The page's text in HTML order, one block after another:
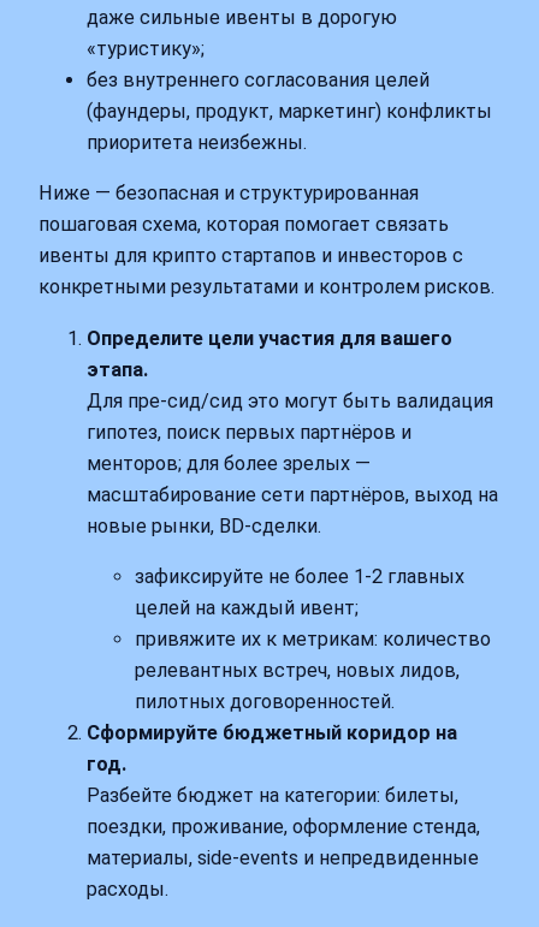
даже сильные ивенты в дорогую
«туристику»;
без внутреннего согласования целей
(фаундеры, продукт, маркетинг) конфликты
приоритета неизбежны.
Ниже — безопасная и структурированная
пошаговая схема, которая помогает связать
ивенты для крипто стартапов и инвесторов с
конкретными результатами и контролем рисков.
Определите цели участия для вашего
этапа.
Для пре‑сид/сид это могут быть валидация
гипотез, поиск первых партнёров и
менторов; для более зрелых —
масштабирование сети партнёров, выход на
новые рынки, BD‑сделки.
зафиксируйте не более 1-2 главных
целей на каждый ивент;
привяжите их к метрикам: количество
релевантных встреч, новых лидов,
пилотных договоренностей.
Сформируйте бюджетный коридор на
год.
Разбейте бюджет на категории: билеты,
поездки, проживание, оформление стенда,
материалы, side‑events и непредвиденные
расходы.